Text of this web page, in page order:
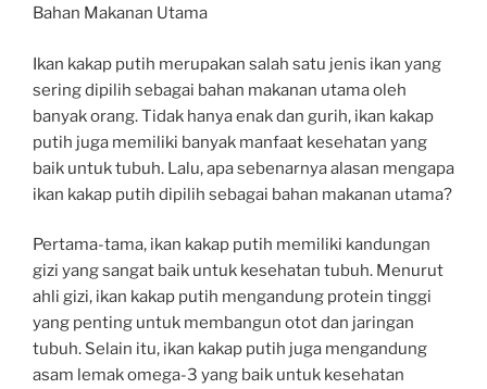
Bahan Makanan Utama
Ikan kakap putih merupakan salah satu jenis ikan yang
sering dipilih sebagai bahan makanan utama oleh
banyak orang. Tidak hanya enak dan gurih, ikan kakap
putih juga memiliki banyak manfaat kesehatan yang
baik untuk tubuh. Lalu, apa sebenarnya alasan mengapa
ikan kakap putih dipilih sebagai bahan makanan utama?
Pertama-tama, ikan kakap putih memiliki kandungan
gizi yang sangat baik untuk kesehatan tubuh. Menurut
ahli gizi, ikan kakap putih mengandung protein tinggi
yang penting untuk membangun otot dan jaringan
tubuh. Selain itu, ikan kakap putih juga mengandung
asam lemak omega-3 yang baik untuk kesehatan